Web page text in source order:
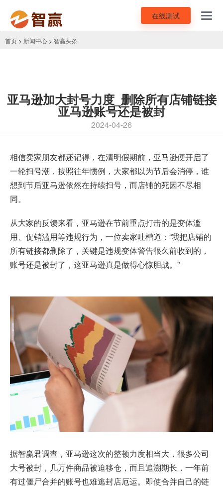
在线测试
首页 > 新闻中心 > 智赢头条
亚马逊加大封号力度_删除所有店铺链接
亚马逊账号还是被封
2024-04-26
相信卖家朋友都还记得，在清明假期前， 亚马逊便开启了
一轮扫号潮，按照往年惯例，大家都以为节后会消停，谁
想到节后亚马逊依然在持续扫号，而店铺的死因不尽相
同。
从大家的反馈来看，亚马逊在节前重点打击的是变体滥
用、促销滥用等违规行为，一位卖家吐槽道：“我把店铺的
所有链接都删除了，关键是违规变体警告很久前收到的，
账号还是被封了，这亚马逊真是做得心惊胆战。”
据智赢君调查，亚马逊这次的整顿力度相当大，很多公司
大号被封，几万件商品被迫移仓，而且追溯期长，一年前
有过僵尸合并的账号也难逃封店厄运。即使合并自己的链